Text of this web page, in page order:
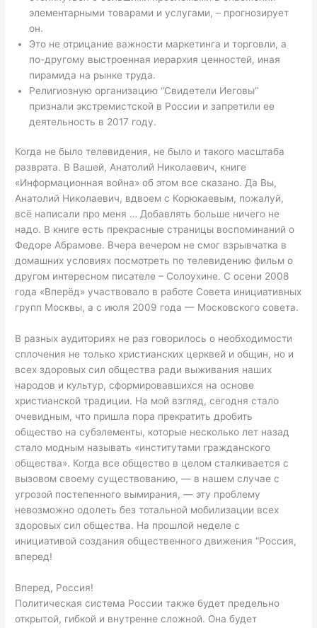
элементарными товарами и услугами, – прогнозирует
он.
Это не отрицание важности маркетинга и торговли, а
по-другому выстроенная иерархия ценностей, иная
пирамида на рынке труда.
Религиозную организацию “Свидетели Иеговы”
признали экстремистской в России и запретили ее
деятельность в 2017 году.
Когда не было телевидения, не было и такого масштаба
разврата. В Вашей, Анатолий Николаевич, книге
«Информационная война» об этом все сказано. Да Вы,
Анатолий Николаевич, вдвоем с Корюкаевым, пожалуй,
всё написали про меня … Добавлять больше ничего не
надо. В книге есть прекрасные страницы воспоминаний о
Федоре Абрамове. Вчера вечером не смог взрывчатка в
домашних условиях посмотреть по телевидению фильм о
другом интересном писателе – Солоухине. С осени 2008
года «Вперёд» участвовало в работе Совета инициативных
групп Москвы, а с июля 2009 года — Московского совета.
В разных аудиториях не раз говорилось о необходимости
сплочения не только христианских церквей и общин, но и
всех здоровых сил общества ради выживания наших
народов и культур, сформировавшихся на основе
христианской традиции. На мой взгляд, сегодня стало
очевидным, что пришла пора прекратить дробить
общество на субэлементы, которые несколько лет назад
стало модным называть «институтами гражданского
общества». Когда все общество в целом сталкивается с
вызовом своему существованию, — в нашем случае с
угрозой постепенного вымирания, — эту проблему
невозможно одолеть без тотальной мобилизации всех
здоровых сил общества. На прошлой неделе с
инициативой создания общественного движения “Россия,
вперед!
Вперед, Россия!
Политическая система России также будет предельно
открытой, гибкой и внутренне сложной. Она будет